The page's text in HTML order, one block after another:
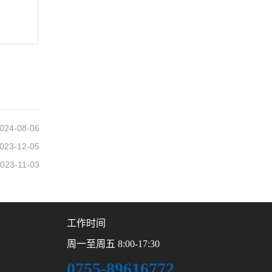
08-06
12-05
11-03
工作时间
周一至周五 8:00-17:30